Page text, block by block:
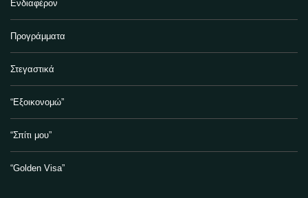
Ενδιαφέρον
Προγράμματα
Στεγαστικά
“Εξοικονομώ”
“Σπίτι μου”
“Golden Visa”